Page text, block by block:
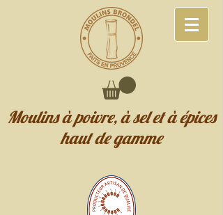
Moulins à poivre, à sel et à épices
haut de gamme